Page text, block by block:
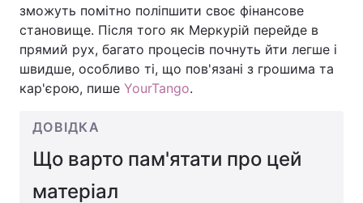
зможуть помітно поліпшити своє фінансове
становище. Після того як Меркурій перейде в
прямий рух, багато процесів почнуть йти легше і
швидше, особливо ті, що пов'язані з грошима та
кар'єрою, пише YourTango.
ДОВІДКА
Що варто пам'ятати про цей
матеріал